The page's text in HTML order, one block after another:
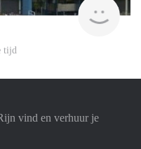
tijd
vind en verhuur je